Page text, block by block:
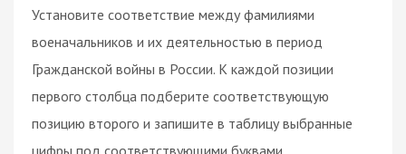
Установите соответствие между фамилиями
военачальников и их деятельностью в период
Гражданской войны в России. К каждой позиции
первого столбца подберите соответствующую
позицию второго и запишите в таблицу выбранные
цифры под соответствующими буквами.